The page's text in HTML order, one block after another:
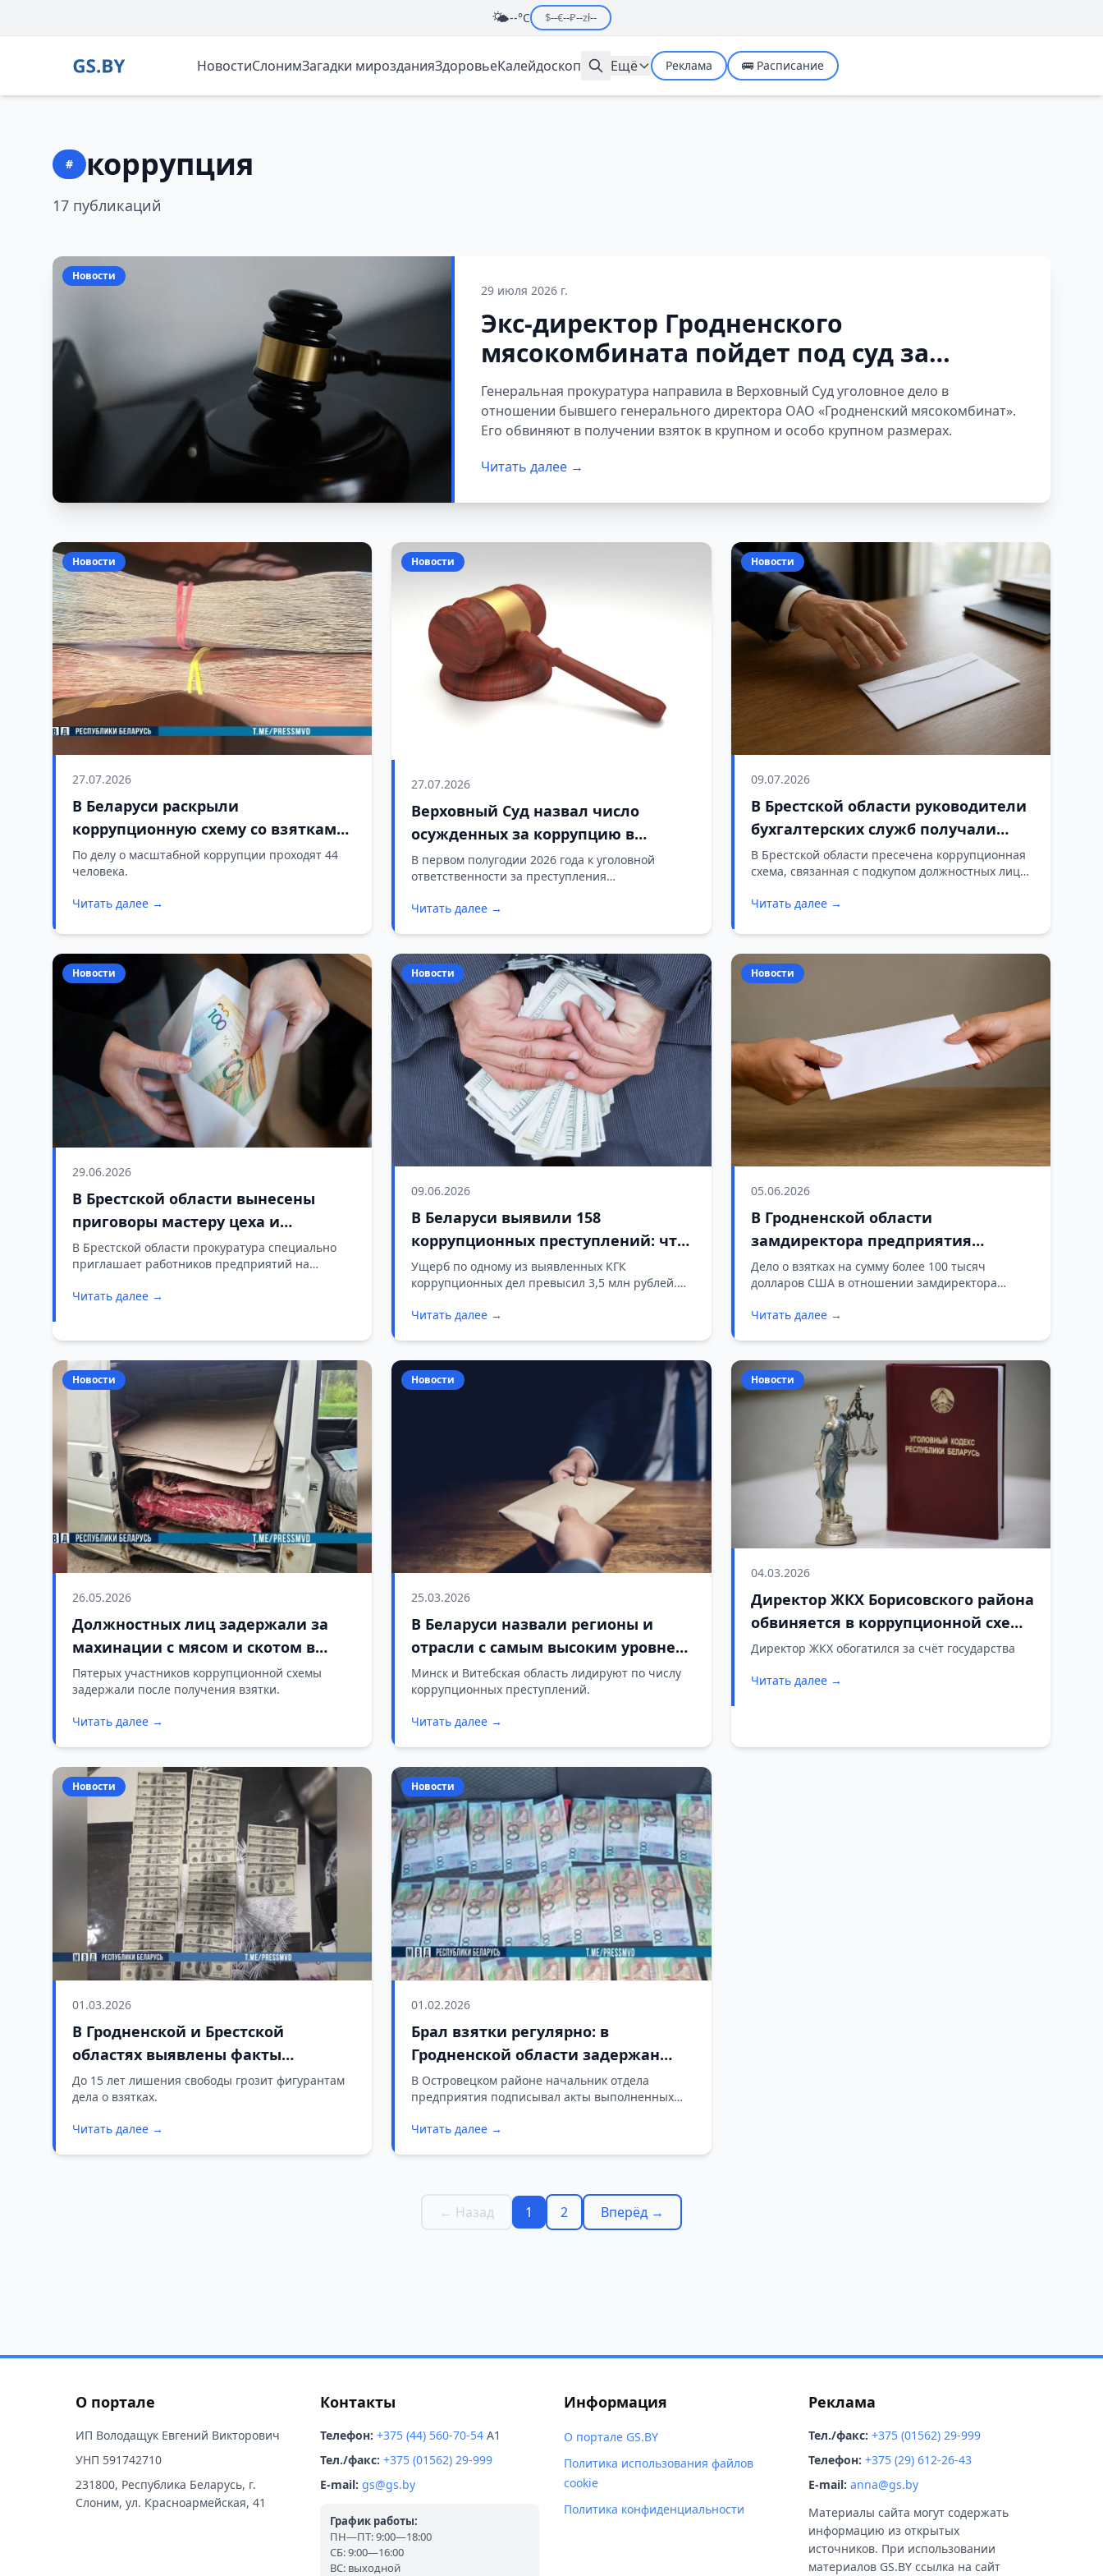
🌤️--°C $--€--₽--zł--
НовостиСлонимЗагадки мирозданияЗдоровьеКалейдоскоп Ещё Реклама 🚌 Расписание
# коррупция
17 публикаций
Новости
29 июля 2026 г.
Экс-директор Гродненского
мясокомбината пойдет под суд за
взятки на 1,8 млн рублей
Генеральная прокуратура направила в Верховный Суд уголовное дело в
отношении бывшего генерального директора ОАО «Гродненский мясокомбинат».
Его обвиняют в получении взяток в крупном и особо крупном размерах.
Читать далее →
Новости
27.07.2026
В Беларуси раскрыли
коррупционную схему со взятками
на 750 тысяч рублей
По делу о масштабной коррупции проходят 44
человека.
Читать далее →
Новости
27.07.2026
Верховный Суд назвал число
осужденных за коррупцию в
первом полугодии 2026 года
В первом полугодии 2026 года к уголовной
ответственности за преступления
342 человека. Это на 12,5% больше, чем за
Читать далее →
Новости
09.07.2026
В Брестской области руководители
бухгалтерских служб получали
сертификаты за закупку печатной
продукции
В Брестской области пресечена коррупционная
схема, связанная с подкупом должностных лиц
Читать далее →
Новости
29.06.2026
В Брестской области вынесены
приговоры мастеру цеха и
главному ветврачу за получение
взяток
В Брестской области прокуратура специально
приглашает работников предприятий на
делается для того, чтобы люди видели, чем
Читать далее →
Новости
09.06.2026
В Беларуси выявили 158
коррупционных преступлений: что
известно
Ущерб по одному из выявленных КГК
коррупционных дел превысил 3,5 млн рублей.
преступлений коррупционной направленности.
Читать далее →
Новости
05.06.2026
В Гродненской области
замдиректора предприятия
обвиняют во взятках на сумму
более 100 тысяч долларов США
Дело о взятках на сумму более 100 тысяч
долларов США в отношении замдиректора
Читать далее →
Новости
26.05.2026
Должностных лиц задержали за
махинации с мясом и скотом в
Сморгонском районе
Пятерых участников коррупционной схемы
задержали после получения взятки.
Читать далее →
Новости
25.03.2026
В Беларуси назвали регионы и
отрасли с самым высоким уровнем
коррупции
Минск и Витебская область лидируют по числу
коррупционных преступлений.
Читать далее →
Новости
04.03.2026
Директор ЖКХ Борисовского района
обвиняется в коррупционной схеме
на сотни тысяч рублей
Директор ЖКХ обогатился за счёт государства
Читать далее →
Новости
01.03.2026
В Гродненской и Брестской
областях выявлены факты
системной коррупции
До 15 лет лишения свободы грозит фигурантам
дела о взятках.
Читать далее →
Новости
01.02.2026
Брал взятки регулярно: в
Гродненской области задержан
начальник отдела одного из
предприятий
В Островецком районе начальник отдела
предприятия подписывал акты выполненных
Читать далее →
← Назад 1 2 Вперёд →
О портале
ИП Володащук Евгений Викторович
УНП 591742710
231800, Республика Беларусь, г.
Слоним, ул. Красноармейская, 41
Контакты
Телефон: +375 (44) 560-70-54A1
Тел./факс: +375 (01562) 29-999
E-mail: gs@gs.by
График работы:
ПН—ПТ: 9:00—18:00
СБ: 9:00—16:00
ВС: выходной
Информация
О портале GS.BY
Политика использования файлов
cookie
Политика конфиденциальности
Реклама
Тел./факс: +375 (01562) 29-999
Телефон: +375 (29) 612-26-43
E-mail: anna@gs.by
Материалы сайта могут содержать
информацию из открытых
источников. При использовании
материалов GS.BY ссылка на сайт